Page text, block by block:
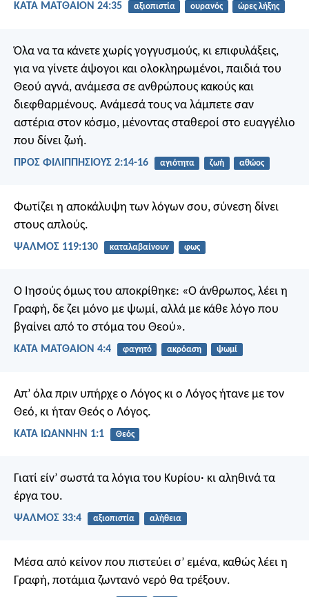
ΚΑΤΑ ΜΑΤΘΑΙΟΝ 24:35 αξιοπιστία ουρανός ώρες λήξης
Όλα να τα κάνετε χωρίς γογγυσμούς, κι επιφυλάξεις,
για να γίνετε άψογοι και ολοκληρωμένοι, παιδιά του
Θεού αγνά, ανάμεσα σε ανθρώπους κακούς και
διεφθαρμένους. Ανάμεσά τους να λάμπετε σαν
αστέρια στον κόσμο, μένοντας σταθεροί στο ευαγγέλιο
που δίνει ζωή.
ΠΡΟΣ ΦΙΛΙΠΠΗΣΙΟΥΣ 2:14-16 αγιότητα ζωή αθώος
Φωτίζει η αποκάλυψη των λόγων σου, σύνεση δίνει
στους απλούς.
ΨΑΛΜΌΣ 119:130 καταλαβαίνουν φως
Ο Ιησούς όμως του αποκρίθηκε: «Ο άνθρωπος, λέει η
Γραφή, δε ζει μόνο με ψωμί, αλλά με κάθε λόγο που
βγαίνει από το στόμα του Θεού».
ΚΑΤΑ ΜΑΤΘΑΙΟΝ 4:4 φαγητό ακρόαση ψωμί
Απ’ όλα πριν υπήρχε ο Λόγος κι ο Λόγος ήτανε με τον
Θεό, κι ήταν Θεός ο Λόγος.
ΚΑΤΑ ΙΩΑΝΝΗΝ 1:1 Θεός
Γιατί είν’ σωστά τα λόγια του Κυρίου· κι αληθινά τα
έργα του.
ΨΑΛΜΌΣ 33:4 αξιοπιστία αλήθεια
Μέσα από κείνον που πιστεύει σ’ εμένα, καθώς λέει η
Γραφή, ποτάμια ζωντανό νερό θα τρέξουν.